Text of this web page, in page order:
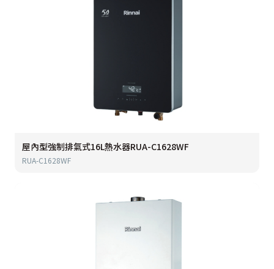
屋內型強制排氣式16L熱水器RUA-C1628WF
RUA-C1628WF